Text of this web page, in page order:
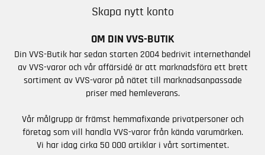
Skapa nytt konto
OM DIN VVS-BUTIK
Din VVS-Butik har sedan starten 2004 bedrivit internethandel
av VVS-varor och vår affärsidé är att marknadsföra ett brett
sortiment av VVS-varor på nätet till marknadsanpassade
priser med hemleverans.
Vår målgrupp är främst hemmafixande privatpersoner och
företag som vill handla VVS-varor från kända varumärken.
Vi har idag cirka 50 000 artiklar i vårt sortimentet.